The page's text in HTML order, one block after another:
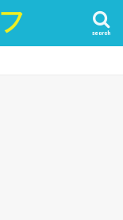
search